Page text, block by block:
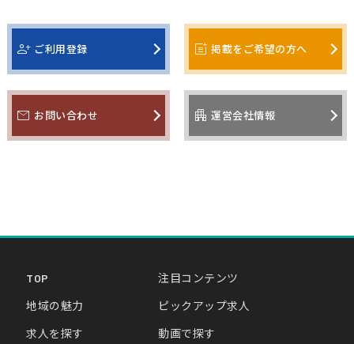
person_add ご利用登録 post_add 掲載をご希望の方へ
mail お問い合わせ apartment 運営会社情報
TOP
地域の魅力
求人を探す
注目コンテンツ
ピックアップ求人
動画で探す